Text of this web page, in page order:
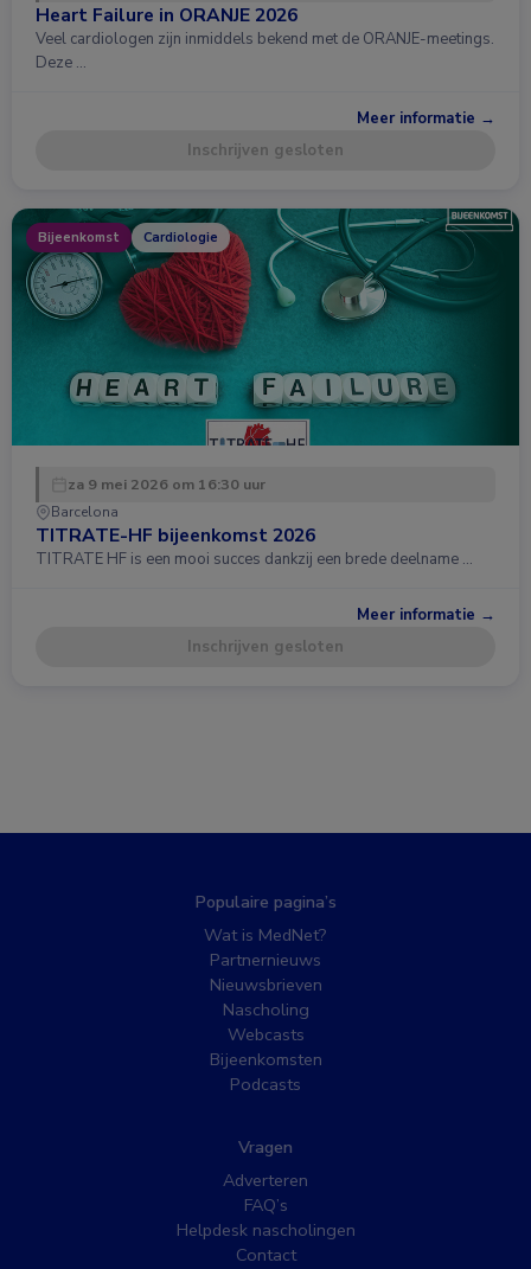
Heart Failure in ORANJE 2026
Veel cardiologen zijn inmiddels bekend met de ORANJE-meetings.
Deze …
Meer informatie →
Inschrijven gesloten
Bijeenkomst Cardiologie
za 9 mei 2026 om 16:30 uur
Barcelona
TITRATE-HF bijeenkomst 2026
TITRATE HF is een mooi succes dankzij een brede deelname …
Meer informatie →
Inschrijven gesloten
Populaire pagina’s
Wat is MedNet?
Partnernieuws
Nieuwsbrieven
Nascholing
Webcasts
Bijeenkomsten
Podcasts
Vragen
Adverteren
FAQ’s
Helpdesk nascholingen
Contact